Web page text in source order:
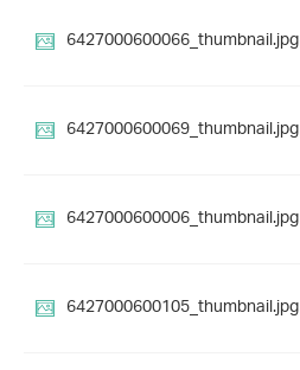
6427000600066_thumbnail.jpg
6427000600069_thumbnail.jpg
6427000600006_thumbnail.jpg
6427000600105_thumbnail.jpg